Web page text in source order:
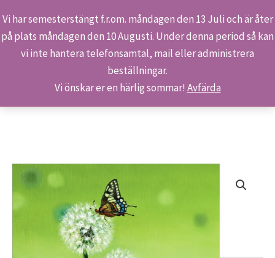
Vi har semesterstängt f.r.om. måndagen den 13 Juli och är åter
på plats måndagen den 10 Augusti. Under denna period så kan
vi inte hantera telefonsamtal, mail eller administrera
beställningar.
Vi önskar er en härlig sommar! Avfärda
Hoppa
Sök
Hem Butiken
Produkter